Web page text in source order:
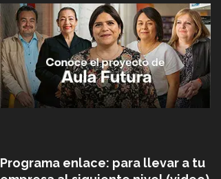
Programa enlace: para llevar a tu